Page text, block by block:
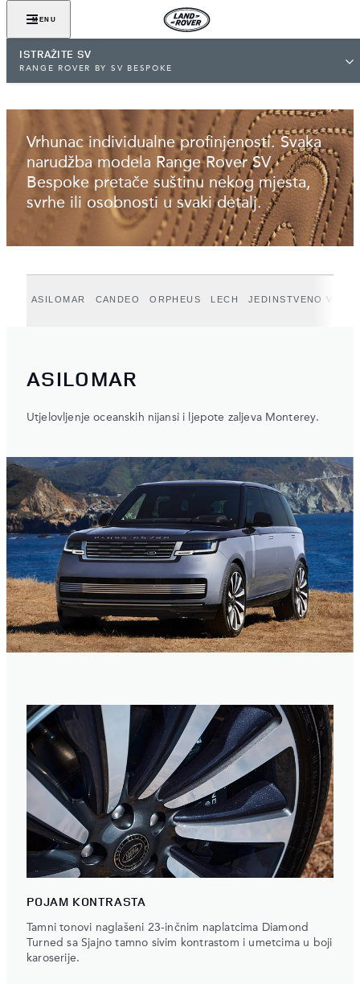
MENU
ISTRAŽITE SV
RANGE ROVER BY SV BESPOKE
POGLEDAJTE GALERIJU
Vrhunac individualne profinjenosti. Svaka
narudžba modela Range Rover SV
Bespoke pretače suštinu nekog mjesta,
svrhe ili osobnosti u svaki detalj.
ASILOMAR CANDEO ORPHEUS LECH JEDINSTVENO VAŠ
ASILOMAR
Utjelovljenje oceanskih nijansi i ljepote zaljeva Monterey.
POJAM KONTRASTA
Tamni tonovi naglašeni 23-inčnim naplatcima Diamond
Turned sa Sjajno tamno sivim kontrastom i umetcima u boji
karoserije.